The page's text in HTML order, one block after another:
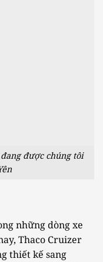
được chúng tôi
những dòng xe
Thaco Cruizer
thiết kế sang